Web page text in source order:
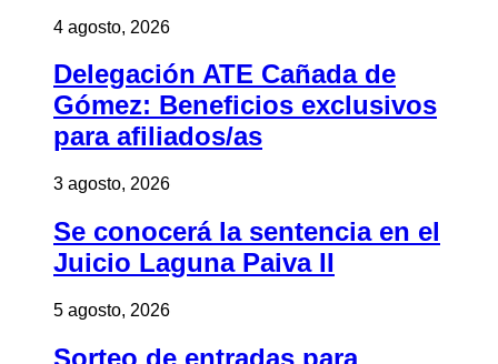
4 agosto, 2026
Delegación ATE Cañada de
Gómez: Beneficios exclusivos
para afiliados/as
3 agosto, 2026
Se conocerá la sentencia en el
Juicio Laguna Paiva II
5 agosto, 2026
Sorteo de entradas para